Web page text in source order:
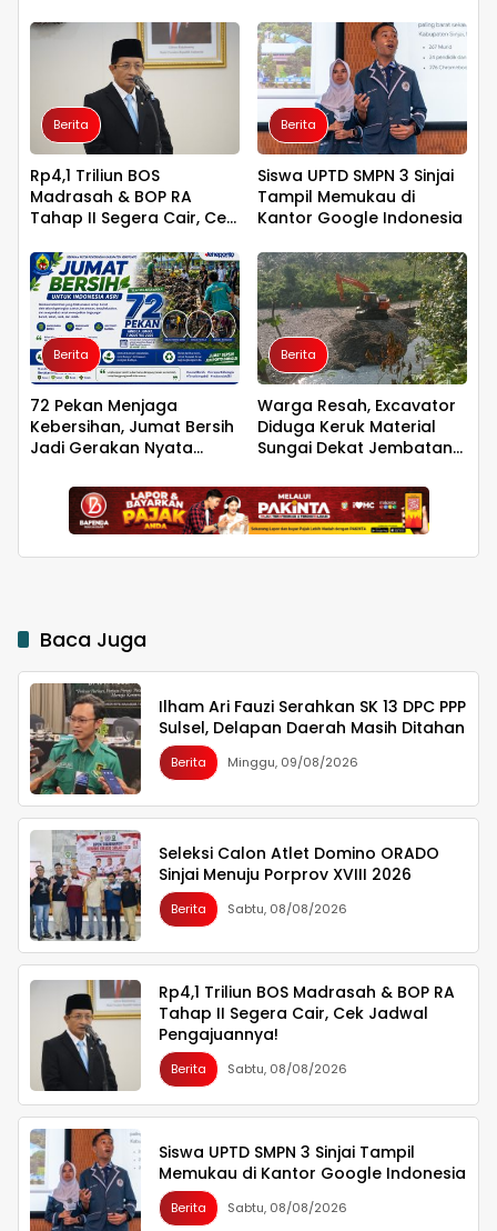
Berita
Rp4,1 Triliun BOS
Madrasah & BOP RA
Tahap II Segera Cair, Cek
Berita
Siswa UPTD SMPN 3 Sinjai
Tampil Memukau di
Kantor Google Indonesia
Berita
72 Pekan Menjaga
Kebersihan, Jumat Bersih
Jadi Gerakan Nyata
Bahagia
Berita
Warga Resah, Excavator
Diduga Keruk Material
Sungai Dekat Jembatan
Luwu Timur
Baca Juga
Ilham Ari Fauzi Serahkan SK 13 DPC PPP
Sulsel, Delapan Daerah Masih Ditahan
Berita Minggu, 09/08/2026
Seleksi Calon Atlet Domino ORADO
Sinjai Menuju Porprov XVIII 2026
Berita Sabtu, 08/08/2026
Rp4,1 Triliun BOS Madrasah & BOP RA
Tahap II Segera Cair, Cek Jadwal
Pengajuannya!
Berita Sabtu, 08/08/2026
Siswa UPTD SMPN 3 Sinjai Tampil
Memukau di Kantor Google Indonesia
Berita Sabtu, 08/08/2026